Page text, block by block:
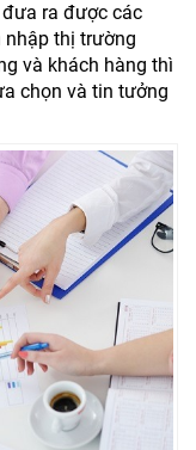
ra được các
nhập thị trường
và khách hàng thì
chọn và tin tưởng